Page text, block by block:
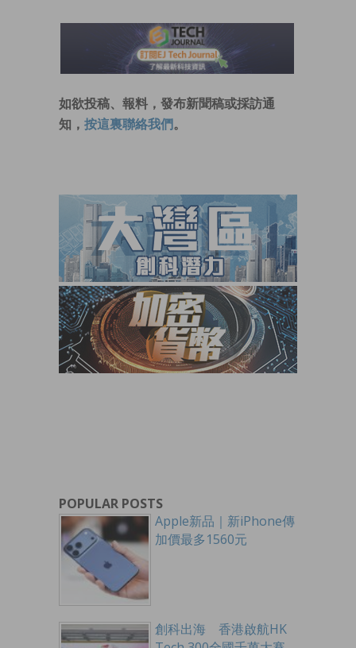
如欲投稿、報料，發布新聞稿或採訪通
知， 按這裏聯絡我們 。
POPULAR POSTS
Apple新品｜新iPhone傳
加價最多1560元
創科出海 香港啟航HK